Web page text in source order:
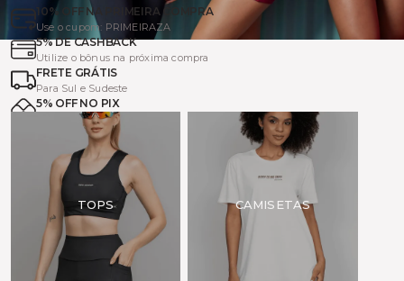
10% OFF NA PRIMEIRA COMPRA
Use o cupom: PRIMEIRAZA
5% DE CASHBACK
Utilize o bônus na próxima compra
FRETE GRÁTIS
Para Sul e Sudeste
5% OFF NO PIX
Para pagamentos à vista
TOPS CAMISETAS